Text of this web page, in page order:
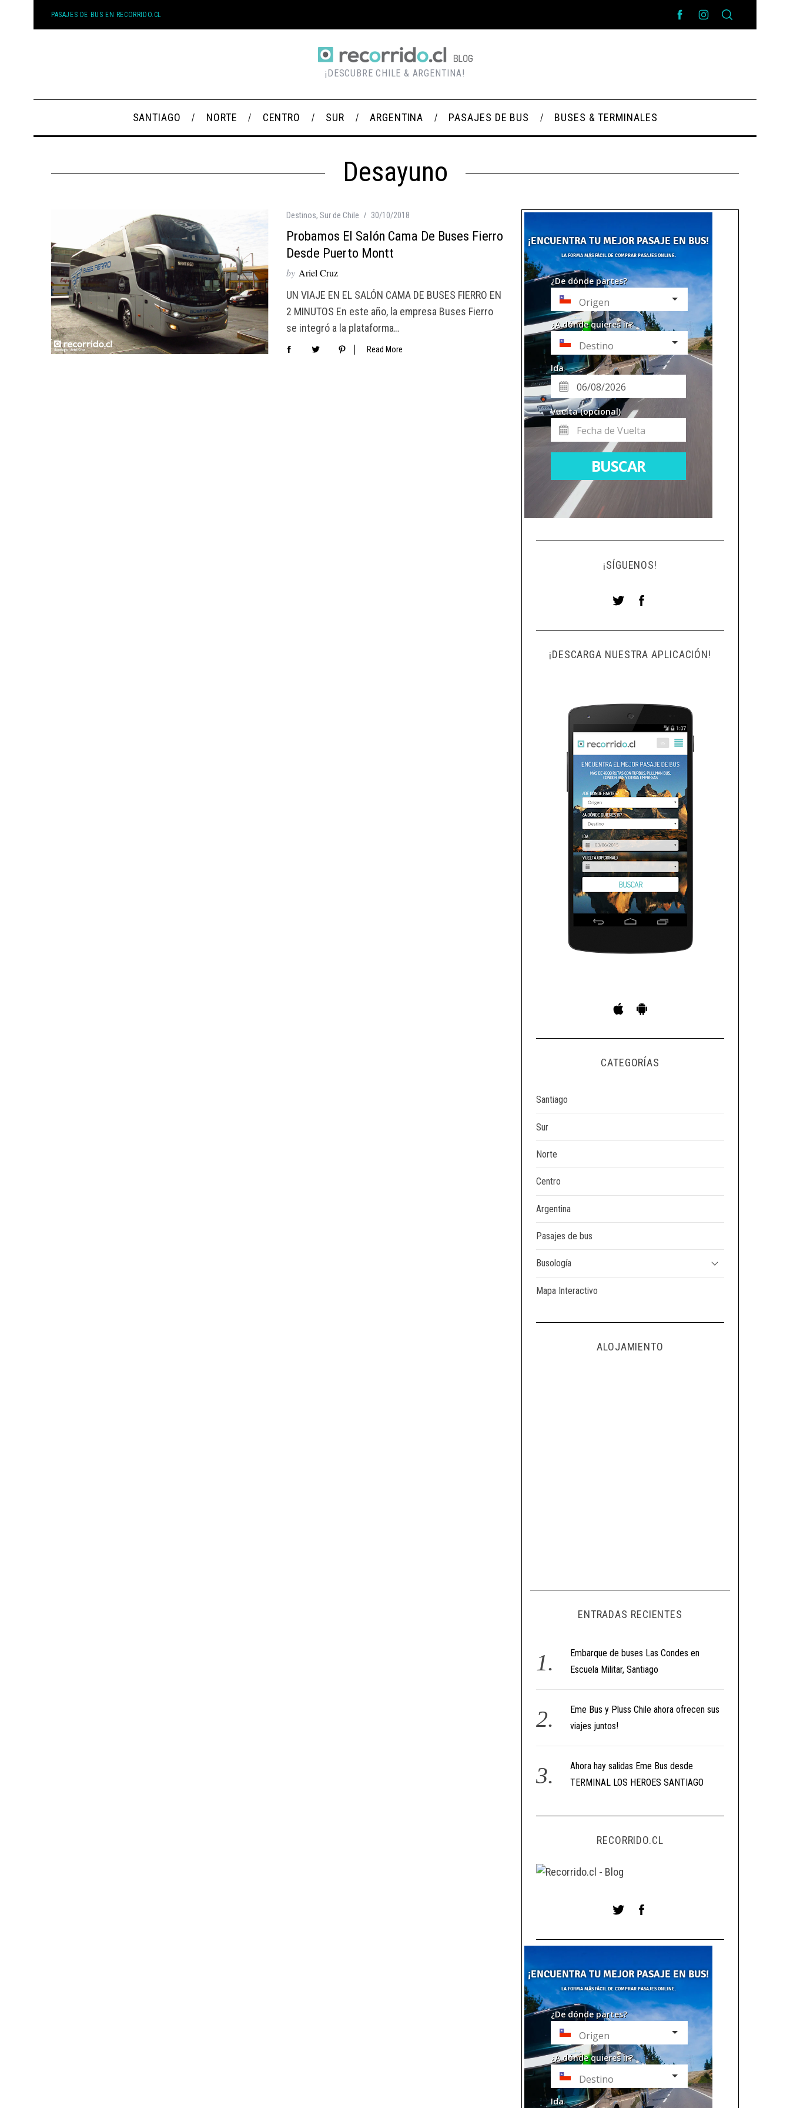
PASAJES DE BUS EN RECORRIDO.CL
¡DESCUBRE CHILE & ARGENTINA!
SANTIAGO NORTE CENTRO SUR ARGENTINA PASAJES DE BUS BUSES & TERMINALES
Desayuno
Destinos, Sur de Chile 30/10/2018
Probamos El Salón Cama De Buses Fierro
Desde Puerto Montt
by Ariel Cruz
UN VIAJE EN EL SALÓN CAMA DE BUSES FIERRO EN
2 MINUTOS En este año, la empresa Buses Fierro
se integró a la plataforma…
Read More
¡SÍGUENOS!
¡DESCARGA NUESTRA APLICACIÓN!
CATEGORÍAS
Santiago
Sur
Norte
Centro
Argentina
Pasajes de bus
Busología
Mapa Interactivo
ALOJAMIENTO
ENTRADAS RECIENTES
Embarque de buses Las Condes en
Escuela Militar, Santiago
Eme Bus y Pluss Chile ahora ofrecen sus
viajes juntos!
Ahora hay salidas Eme Bus desde
TERMINAL LOS HEROES SANTIAGO
RECORRIDO.CL